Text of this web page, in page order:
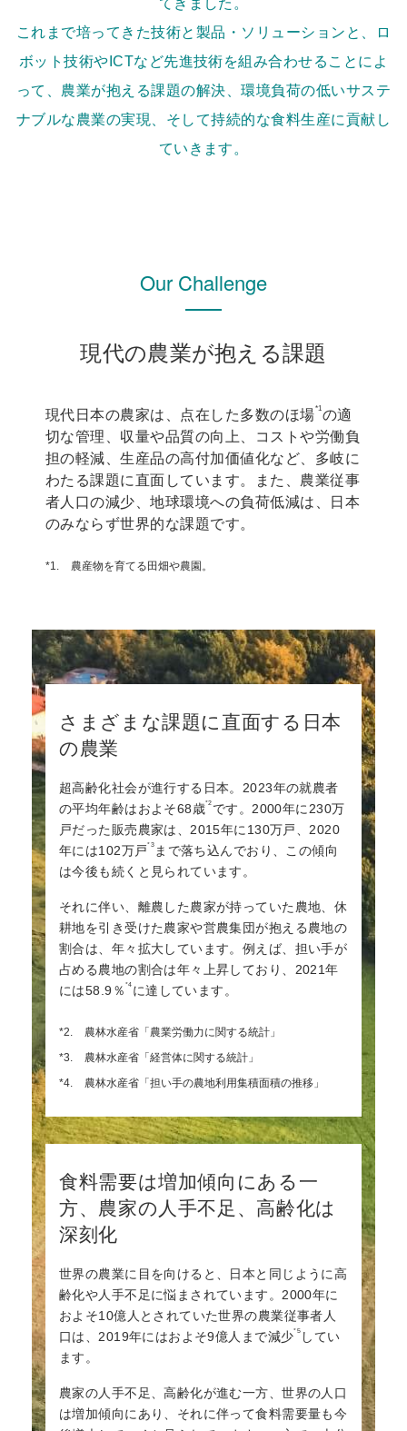
これまで培ってきた技術と製品・ソリューションと、ロ
ボット技術やICTなど先進技術を組み合わせることによ
って、農業が抱える課題の解決、環境負荷の低いサステ
ナブルな農業の実現、そして持続的な食料生産に貢献し
ていきます。
Our Challenge
現代の農業が抱える課題
現代日本の農家は、点在した多数のほ場*1 の適
切な管理、収量や品質の向上、コストや労働負
担の軽減、生産品の高付加価値化など、多岐に
わたる課題に直面しています。また、農業従事
者人口の減少、地球環境への負荷低減は、日本
のみならず世界的な課題です。
*1. 農産物を育てる田畑や農園。
さまざまな課題に直面する日本
の農業
超高齢化社会が進行する日本。2023年の就農者
の平均年齢はおよそ68歳*2 です。2000年に230万
戸だった販売農家は、2015年に130万戸、2020
年には102万戸*3 まで落ち込んでおり、この傾向
は今後も続くと見られています。
それに伴い、離農した農家が持っていた農地、休
耕地を引き受けた農家や営農集団が抱える農地の
割合は、年々拡大しています。例えば、担い手が
占める農地の割合は年々上昇しており、2021年
には58.9％ *4 に達しています。
*2.
農林水産省「農業労働力に関する統計」
*3.
農林水産省「経営体に関する統計」
*4.
農林水産省「担い手の農地利用集積面積の推移」
食料需要は増加傾向にある一
方、農家の人手不足、高齢化は
深刻化
世界の農業に目を向けると、日本と同じように高
齢化や人手不足に悩まされています。2000年に
およそ10億人とされていた世界の農業従事者人
口は、2019年にはおよそ9億人まで減少*5 してい
ます。
農家の人手不足、高齢化が進む一方、世界の人口
は増加傾向にあり、それに伴って食料需要量も今